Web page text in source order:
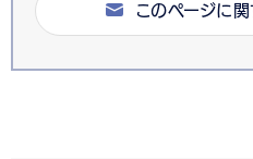
このページに